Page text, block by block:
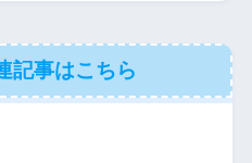
記事はこちら